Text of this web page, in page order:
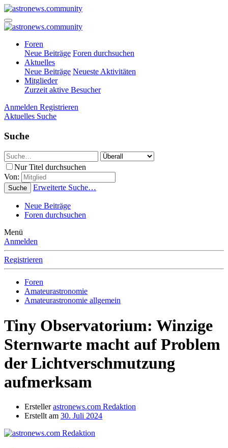
Foren
Neue Beiträge Foren durchsuchen
Aktuelles
Neue Beiträge Neueste Aktivitäten
Mitglieder
Zurzeit aktive Besucher
Anmelden Registrieren
Aktuelles Suche
Suche
Nur Titel durchsuchen
Von:
Suche Erweiterte Suche…
Neue Beiträge
Foren durchsuchen
Menü
Anmelden
Registrieren
Foren
Amateurastronomie
Amateurastronomie allgemein
Tiny Observatorium: Winzige
Sternwarte macht auf Problem
der Lichtverschmutzung
aufmerksam
Ersteller astronews.com Redaktion
Erstellt am 30. Juli 2024